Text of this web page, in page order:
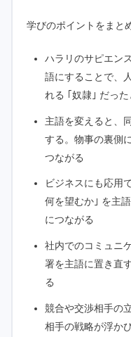
学びのポイントをまと
ハラリのサピエン
語にすることで、
れる ｢奴隷｣ だっ
主語を変えると、
する。物事の裏側
つながる
ビジネスにも応用
何を望むか｣ を主
につながる
社内でのコミュニ
署を主語に置き直
る
競合や交渉相手の
相手の戦略が浮か